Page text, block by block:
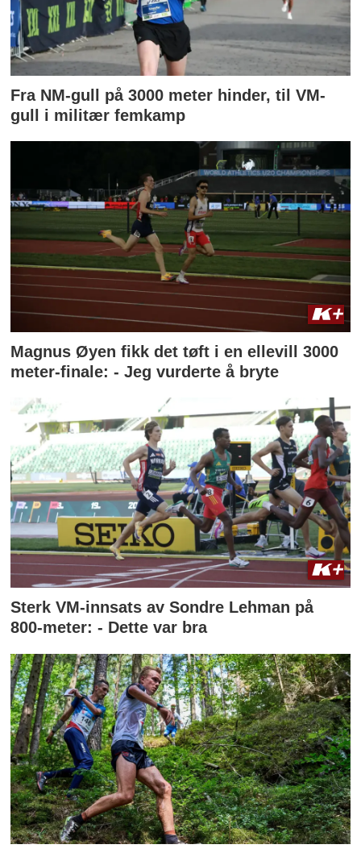
Fra NM-gull på 3000 meter hinder, til VM-
gull i militær femkamp
Magnus Øyen fikk det tøft i en ellevill 3000
meter-finale: - Jeg vurderte å bryte
Sterk VM-innsats av Sondre Lehman på
800-meter: - Dette var bra